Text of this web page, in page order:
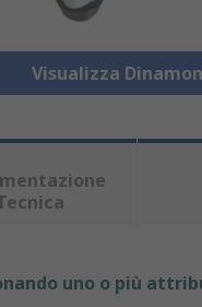
Visualizza
uno o più